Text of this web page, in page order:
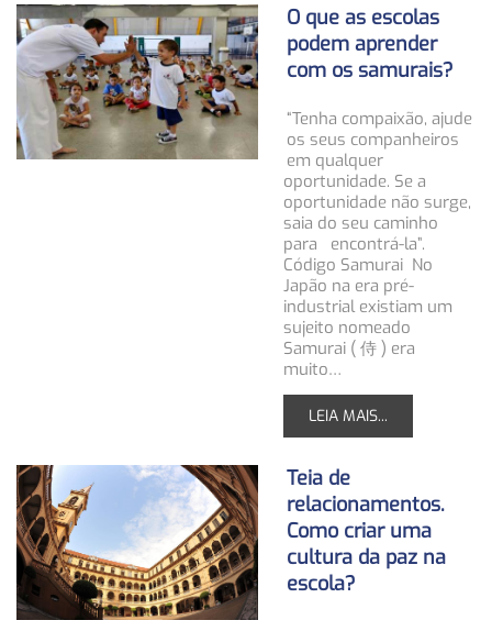
O que as escolas
podem aprender
com os samurais?
“Tenha compaixão, ajude
os seus companheiros
em qualquer
oportunidade. Se a
oportunidade não surge,
saia do seu caminho
para encontrá-la”.
Código Samurai No
Japão na era pré-
industrial existiam um
sujeito nomeado
Samurai ( 侍 ) era
muito…
LEIA MAIS...
Teia de
relacionamentos.
Como criar uma
cultura da paz na
escola?